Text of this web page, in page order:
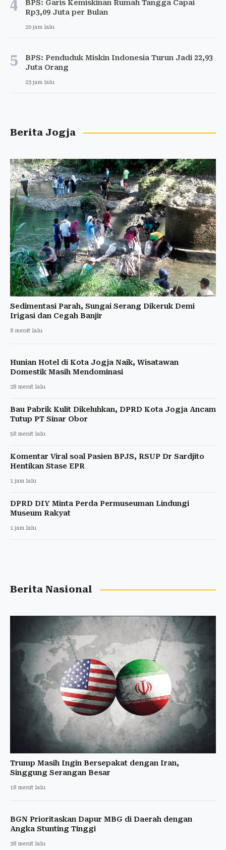
4
BPS: Garis Kemiskinan Rumah Tangga Capai
Rp3,09 Juta per Bulan
20 jam lalu
5
BPS: Penduduk Miskin Indonesia Turun Jadi 22,93
Juta Orang
23 jam lalu
Berita Jogja
Sedimentasi Parah, Sungai Serang Dikeruk Demi
Irigasi dan Cegah Banjir
8 menit lalu
Hunian Hotel di Kota Jogja Naik, Wisatawan
Domestik Masih Mendominasi
28 menit lalu
Bau Pabrik Kulit Dikeluhkan, DPRD Kota Jogja Ancam
Tutup PT Sinar Obor
58 menit lalu
Komentar Viral soal Pasien BPJS, RSUP Dr Sardjito
Hentikan Stase EPR
1 jam lalu
DPRD DIY Minta Perda Permuseuman Lindungi
Museum Rakyat
1 jam lalu
Berita Nasional
Trump Masih Ingin Bersepakat dengan Iran,
Singgung Serangan Besar
18 menit lalu
BGN Prioritaskan Dapur MBG di Daerah dengan
Angka Stunting Tinggi
38 menit lalu